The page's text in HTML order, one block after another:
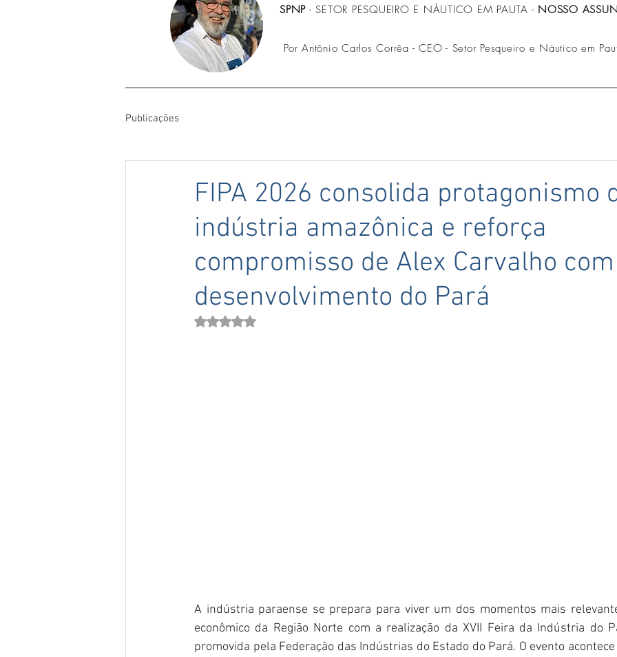
SPNP - SETOR PESQUEIRO E NÁUTICO EM PAUTA - NOSSO
Por Antônio Carlos Corrêa - CEO - Setor Pesqueiro e Náutico em
Publicações
FIPA 2026 consolida protagonismo
indústria amazônica e reforça
compromisso de Alex Carvalho
desenvolvimento do Pará
Avaliado com NaN de 5 estrelas.
A indústria paraense se prepara para viver um dos momentos mais
econômico da Região Norte com a realização da XVII Feira da Indústria do
promovida pela Federação das Indústrias do Estado do Pará. O evento